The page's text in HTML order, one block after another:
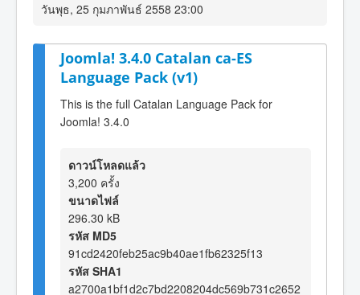
วันพุธ, 25 กุมภาพันธ์ 2558 23:00
Joomla! 3.4.0 Catalan ca-ES
Language Pack (v1)
This is the full Catalan Language Pack for
Joomla! 3.4.0
ดาวน์โหลดแล้ว
3,200 ครั้ง
ขนาดไฟล์
296.30 kB
รหัส MD5
91cd2420feb25ac9b40ae1fb62325f13
รหัส SHA1
a2700a1bf1d2c7bd2208204dc569b731c2652